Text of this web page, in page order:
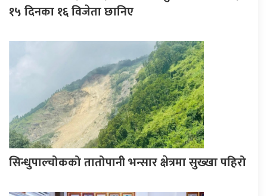
१५ दिनका १६ विजेता छानिए
सिन्धुपाल्चोकको तातोपानी भन्सार क्षेत्रमा सुख्खा पहिरो